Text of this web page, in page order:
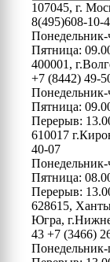
107045, г.
8(495)608-10-
Понедельник-
Пятница:
400001,
+7 (8442) 49-
Понедельник-
Пятница:
Перерыв:
610017
40-07
Понедельник-
Пятница:
Перерыв:
628615,
Югра,
43 +7 (3466)
Понедельник-